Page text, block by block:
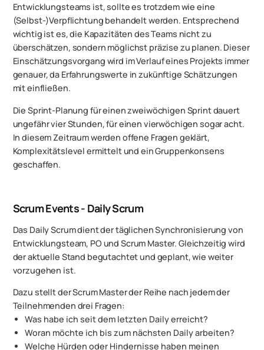
Entwicklungsteams ist, sollte es trotzdem wie eine
(Selbst-)Verpflichtung behandelt werden. Entsprechend
wichtig ist es, die Kapazitäten des Teams nicht zu
überschätzen, sondern möglichst präzise zu planen. Dieser
Einschätzungsvorgang wird im Verlauf eines Projekts immer
genauer, da Erfahrungswerte in zukünftige Schätzungen
mit einfließen.
Die Sprint-Planung für einen zweiwöchigen Sprint dauert
ungefähr vier Stunden, für einen vierwöchigen sogar acht.
In diesem Zeitraum werden offene Fragen geklärt,
Komplexitätslevel ermittelt und ein Gruppenkonsens
geschaffen.
Scrum Events - Daily Scrum
Das Daily Scrum dient der täglichen Synchronisierung von
Entwicklungsteam, PO und Scrum Master. Gleichzeitig wird
der aktuelle Stand begutachtet und geplant, wie weiter
vorzugehen ist.
Dazu stellt der Scrum Master der Reihe nach jedem der
Teilnehmenden drei Fragen:
Was habe ich seit dem letzten Daily erreicht?
Woran möchte ich bis zum nächsten Daily arbeiten?
Welche Hürden oder Hindernisse haben meinen